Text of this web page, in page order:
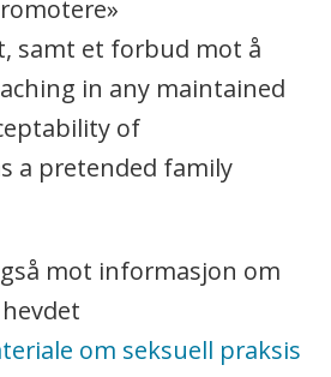
samt et forbud mot å
in any maintained
of
a pretended family
mot informasjon om
om seksuell praksis